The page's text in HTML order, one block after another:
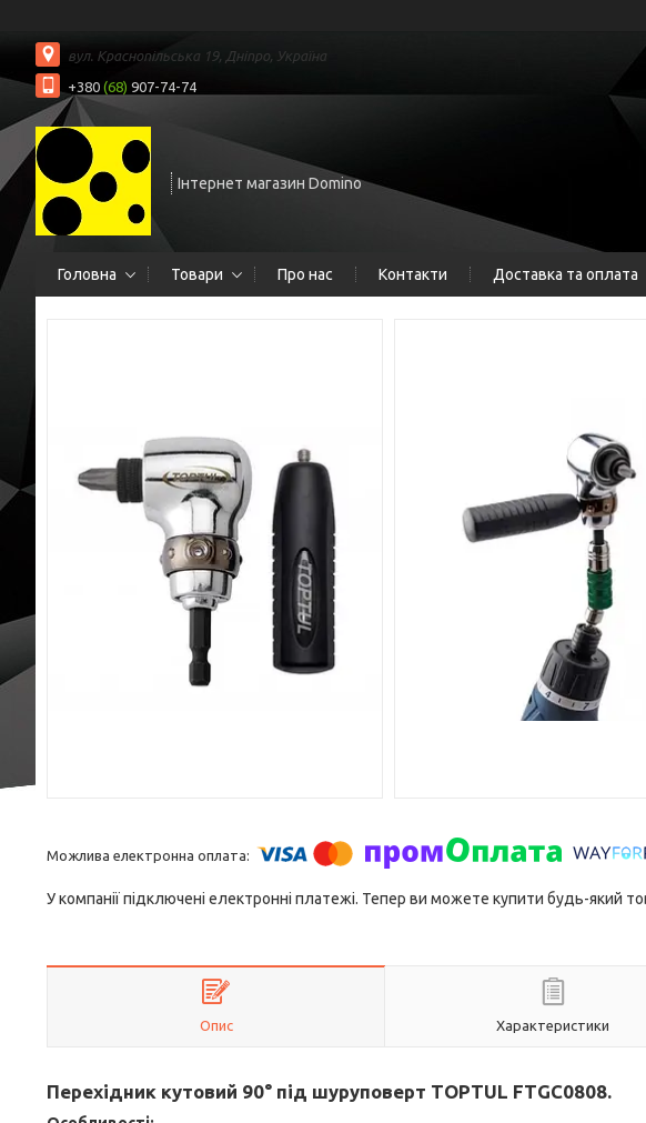
вул. Краснопільська 19, Дніпро, Україна
+380 (68) 907-74-74
Інтернет магазин Domino
Головна Товари Про нас Контакти Доставка та оплата
У компанії підключені електронні платежі. Тепер ви можете купити будь-який
Опис Характеристики
Перехідник кутовий 90° під шуруповерт TOPTUL FTGC0808.